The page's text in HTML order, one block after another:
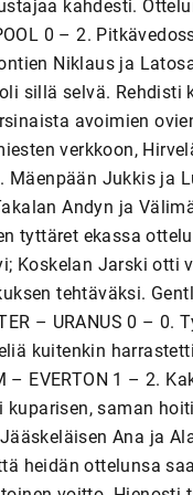
kahdesti.
0 – 2.
Niklaus ja
sillä selvä.
avoimien
verkkoon,
Mäenpään Jukkis ja
Andyn ja
tyttäret ekassa
Koskelan Jarski otti
tehtäväksi.
– URANUS 0 –
kuitenkin
– EVERTON 1 – 2.
saman
Ana ja
heidän ottelunsa